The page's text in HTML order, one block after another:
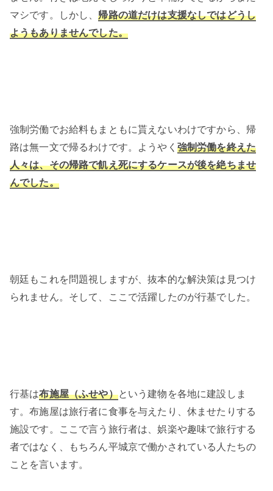
マシです。しかし、帰路の道だけは支援なしではどうし
ようもありませんでした。
強制労働でお給料もまともに貰えないわけですから、帰
路は無一文で帰るわけです。ようやく 強制労働を終えた
人々は、その帰路で飢え死にするケースが後を絶ちませ
んでした。
朝廷もこれを問題視しますが、抜本的な解決策は見つけ
られません。そして、ここで活躍したのが行基でした。
行基は布施屋（ふせや）という建物を各地に建設しま
す。布施屋は旅行者に食事を与えたり、休ませたりする
施設です。ここで言う旅行者は、娯楽や趣味で旅行する
者ではなく、もちろん平城京で働かされている人たちの
ことを言います。